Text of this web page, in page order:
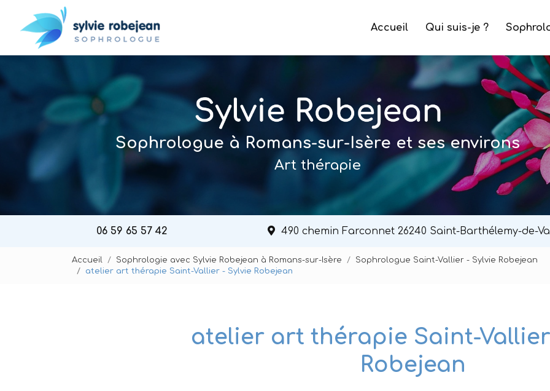
contenu
principal
Accueil
Qui suis-je ?
Sophrologue à Romans-sur-Isère et ses environs
Art thérapie
06 59 65 57 42 490 chemin Farconnet 26240 Saint-Barthélemy-de-
Accueil Sophrologie avec Sylvie Robejean à Romans-sur-Isère
Sophrologue Saint-Vallier - Sylvie Robejean
atelier art thérapie Saint-Vallier - Sylvie Robejean
atelier art thérapie Saint-Vallier
Robejean